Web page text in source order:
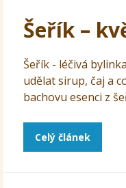
Šeřík –
Šeřík - léčivá
udělat sirup, čaj a
bachovu esenci z
Celý článek